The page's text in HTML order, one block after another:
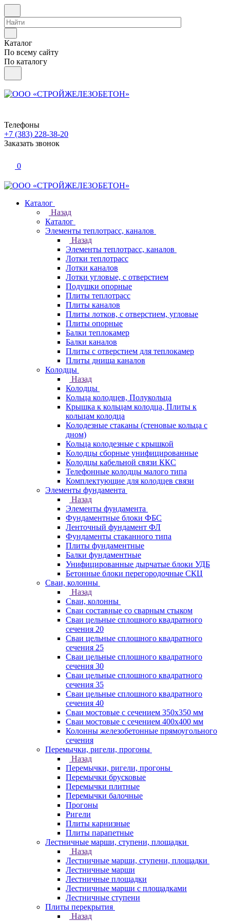
Каталог
По всему сайту
По каталогу
Телефоны
+7 (383) 228-38-20
Заказать звонок
0
Каталог
Назад
Каталог
Элементы теплотрасс, каналов
Назад
Элементы теплотрасс, каналов
Лотки теплотрасс
Лотки каналов
Лотки угловые, с отверстием
Подушки опорные
Плиты теплотрасс
Плиты каналов
Плиты лотков, с отверстием, угловые
Плиты опорные
Балки теплокамер
Балки каналов
Плиты с отверстием для теплокамер
Плиты днища каналов
Колодцы
Назад
Колодцы
Кольца колодцев, Полукольца
Крышка к кольцам колодца, Плиты к
кольцам колодца
Колодезные стаканы (стеновые кольца с
дном)
Кольца колодезные с крышкой
Колодцы сборные унифицированные
Колодцы кабельной связи ККС
Телефонные колодцы малого типа
Комплектующие для колодцев связи
Элементы фундамента
Назад
Элементы фундамента
Фундаментные блоки ФБС
Ленточный фундамент ФЛ
Фундаменты стаканного типа
Плиты фундаментные
Балки фундаментные
Унифицированные дырчатые блоки УДБ
Бетонные блоки перегородочные СКЦ
Сваи, колонны
Назад
Сваи, колонны
Сваи составные со сварным стыком
Сваи цельные сплошного квадратного
сечения 20
Сваи цельные сплошного квадратного
сечения 25
Сваи цельные сплошного квадратного
сечения 30
Сваи цельные сплошного квадратного
сечения 35
Сваи цельные сплошного квадратного
сечения 40
Сваи мостовые с сечением 350х350 мм
Сваи мостовые с сечением 400х400 мм
Колонны железобетонные прямоугольного
сечения
Перемычки, ригели, прогоны
Назад
Перемычки, ригели, прогоны
Перемычки брусковые
Перемычки плитные
Перемычки балочные
Прогоны
Ригели
Плиты карнизные
Плиты парапетные
Лестничные марши, ступени, площадки
Назад
Лестничные марши, ступени, площадки
Лестничные марши
Лестничные площадки
Лестничные марши с площадками
Лестничные ступени
Плиты перекрытия
Назад